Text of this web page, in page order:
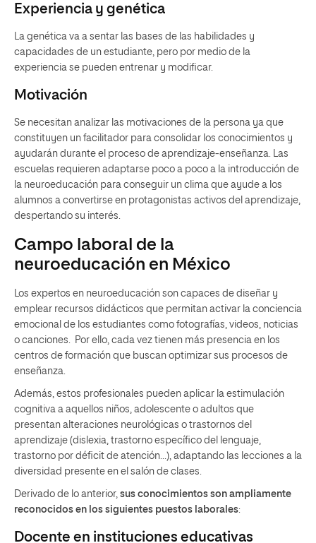
Experiencia y genética
La genética va a sentar las bases de las habilidades y
capacidades de un estudiante, pero por medio de la
experiencia se pueden entrenar y modificar.
Motivación
Se necesitan analizar las motivaciones de la persona ya que
constituyen un facilitador para consolidar los conocimientos y
ayudarán durante el proceso de aprendizaje-enseñanza.
Las
escuelas requieren adaptarse poco a poco a la introducción de
la neuroeducación para conseguir un clima que ayude a los
alumnos a convertirse en protagonistas activos del aprendizaje,
despertando su interés.
Campo laboral de la
neuroeducación en México
Los expertos en neuroeducación son capaces de diseñar y
emplear recursos didácticos que permitan activar la conciencia
emocional de los estudiantes como fotografías, videos, noticias
o canciones. Por ello, cada vez tienen más presencia en los
centros de formación que buscan optimizar sus procesos de
enseñanza.
Además, estos profesionales pueden aplicar la estimulación
cognitiva a aquellos niños, adolescente o adultos que
presentan alteraciones neurológicas o trastornos del
aprendizaje (dislexia, trastorno específico del lenguaje,
trastorno por déficit de atención…), adaptando las lecciones a la
diversidad presente en el salón de clases.
Derivado de lo anterior, sus conocimientos son ampliamente
reconocidos en los siguientes puestos laborales:
Docente en instituciones educativas